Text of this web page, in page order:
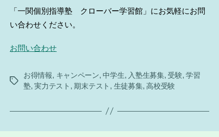
「一関個別指導塾 クローバー学習館」にお気軽にお問
い合わせください。
お問い合わせ
タ
お得情報, キャンペーン,中学生, 入塾生募集, 受験,学習
塾,実力テスト ,期末テスト , 生徒募集,高校受験